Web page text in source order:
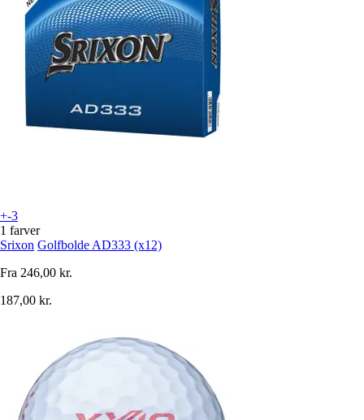
+-3
1 farver
Srixon Golfbolde AD333 (x12)
Fra 246,00 kr.
187,00 kr.